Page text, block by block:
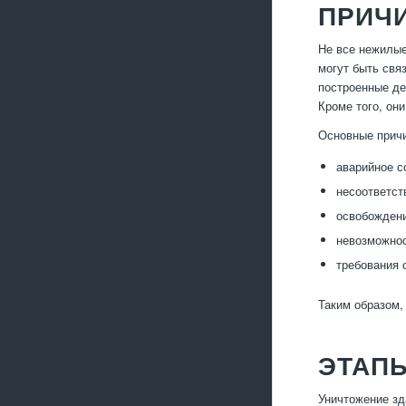
Не все
могут быть
построенные
Кроме того,
Основные
аварийное
требования
Таким
Уничтожение